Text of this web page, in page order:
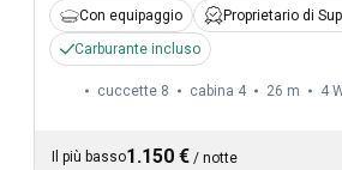
Con equipaggio
Proprietario di
Carburante incluso
cuccette 8 cabina 4 26 m 4
Il più basso1.150 € / notte